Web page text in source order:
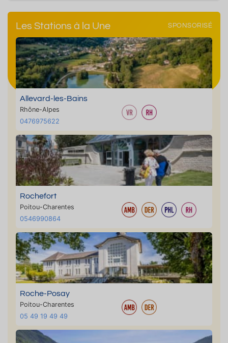
Les Stations à la Une SPONSORISÉ
Allevard-les-Bains
Rhône-Alpes
0476975622
Rochefort
Poitou-Charentes
0546990864
Roche-Posay
Poitou-Charentes
05 49 19 49 49